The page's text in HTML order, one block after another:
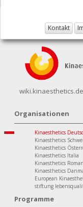
Kontakt
wiki.kinaesthetics.de
Organisationen
Kinaesthetics
Kinaesthetics
Kinaesthetics
Kinaesthetics Italia
Kinaesthetics
Kinaesthetics
European
stiftung
Programme